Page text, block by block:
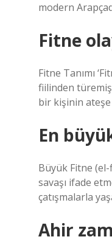
modern
Fitne
Fitne Tanımı
fiilinden türemiş
bir kişinin ateşe
En
Büyük Fitne
savaşı ifade
çatışmalarla
Ahir